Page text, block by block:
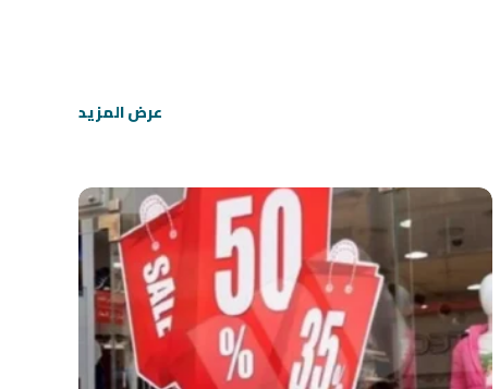
عرض المزيد